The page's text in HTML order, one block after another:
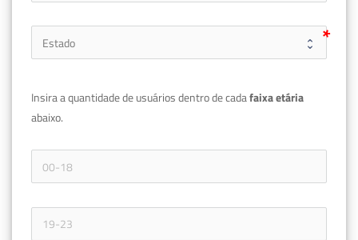
Insira a quantidade de usuários dentro de cada
abaixo.